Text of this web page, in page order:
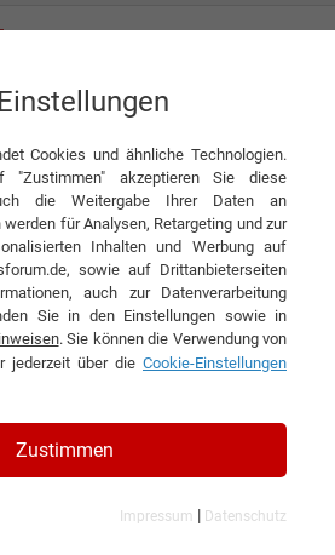
- Nahrung und Genuss
<< Zurück zur Übersichtsseite
Cookies und ähnliche Technologien.
akzeptieren Sie diese
die Weitergabe Ihrer Daten an
für Analysen, Retargeting und zur
Inhalten und Werbung auf
sowie auf Drittanbieterseiten
auch zur Datenverarbeitung
Sie in den Einstellungen sowie in
. Sie können die Verwendung von
jederzeit über die Cookie-Einstellungen
Zustimmen
Impressum | Datenschutz